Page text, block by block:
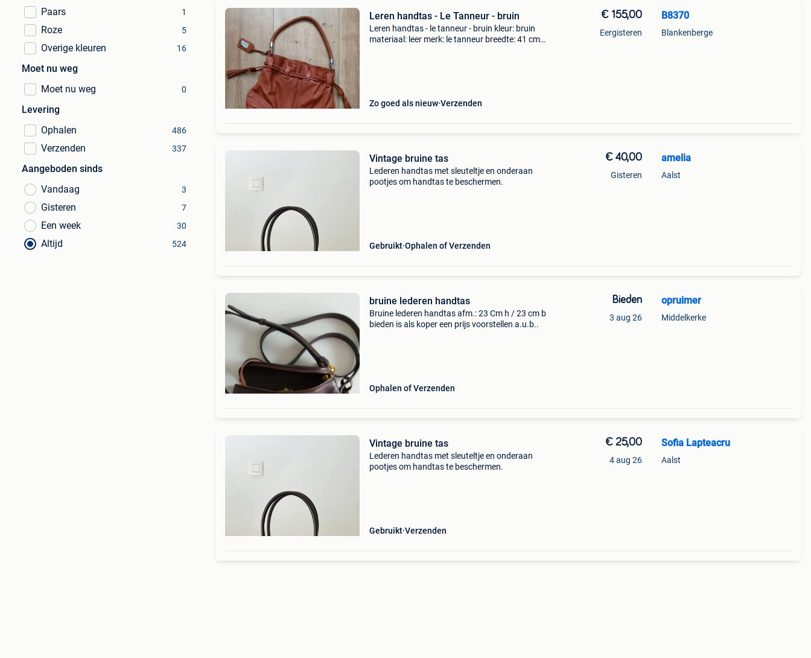
Paars 1
Roze 5
Overige kleuren 16
Moet nu weg
Moet nu weg
0
Levering
Ophalen
486
Verzenden 337
Aangeboden sinds
Vandaag
3
Gisteren 7
Een week 30
Altijd 524
Leren handtas - Le Tanneur - bruin
Leren handtas - le tanneur - bruin kleur: bruin
materiaal: leer merk: le tanneur breedte: 41 cm
Zo goed als nieuw Verzenden
€ 155,00
Eergisteren
B8370
Blankenberge
Vintage bruine tas
Lederen handtas met sleuteltje en onderaan
pootjes om handtas te beschermen.
Gebruikt Ophalen of Verzenden
€ 40,00
Gisteren
amelia
Aalst
bruine lederen handtas
Bruine lederen handtas afm.: 23 Cm h / 23 cm b
bieden is als koper een prijs voorstellen a.u.b..
Ophalen of Verzenden
Bieden
3 aug 26
opruimer
Middelkerke
Vintage bruine tas
Lederen handtas met sleuteltje en onderaan
pootjes om handtas te beschermen.
Gebruikt Verzenden
€ 25,00
4 aug 26
Sofia Lapteacru
Aalst